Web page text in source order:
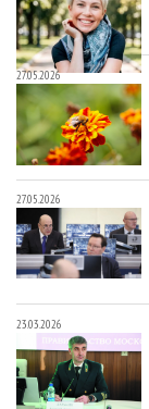
27.05.2026
27.05.2026
23.03.2026